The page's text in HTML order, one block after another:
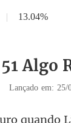
| 13.04%
Algo
Lançado em: 25/